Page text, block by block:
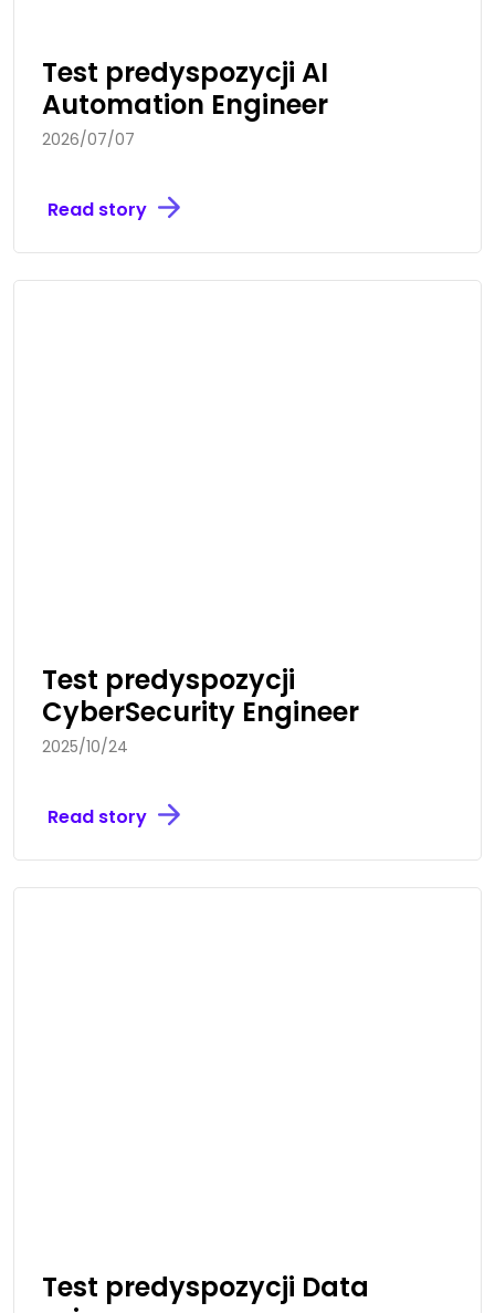
Test predyspozycji AI
Automation Engineer
2026/07/07
Read story
Test predyspozycji
CyberSecurity Engineer
2025/10/24
Read story
Test predyspozycji Data